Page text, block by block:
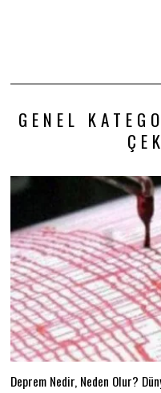
GENEL
Deprem Nedir, Neden Olur?